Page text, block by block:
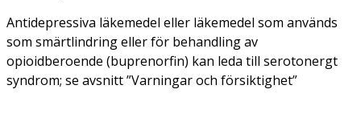
Antidepressiva läkemedel eller läkemedel som används
som smärtlindring eller för behandling av
opioidberoende (buprenorfin) kan leda till serotonergt
syndrom; se avsnitt ”Varningar och försiktighet”